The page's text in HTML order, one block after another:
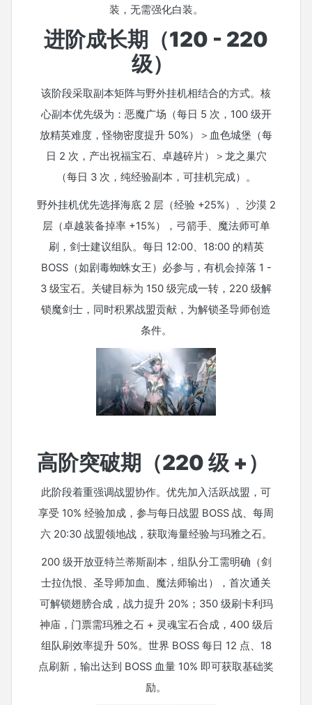
装，无需强化白装。
进阶成长期（120 - 220
级）
该阶段采取副本矩阵与野外挂机相结合的方式。核
心副本优先级为：恶魔广场（每日 5 次，100 级开
放精英难度，怪物密度提升 50%）＞血色城堡（每
日 2 次，产出祝福宝石、卓越碎片）＞龙之巢穴
（每日 3 次，纯经验副本，可挂机完成）。
野外挂机优先选择海底 2 层（经验 +25%）、沙漠 2
层（卓越装备掉率 +15%），弓箭手、魔法师可单
刷，剑士建议组队。每日 12:00、18:00 的精英
BOSS（如剧毒蜘蛛女王）必参与，有机会掉落 1 -
3 级宝石。关键目标为 150 级完成一转，220 级解
锁魔剑士，同时积累战盟贡献，为解锁圣导师创造
条件。
高阶突破期（220 级 +）
此阶段着重强调战盟协作。优先加入活跃战盟，可
享受 10% 经验加成，参与每日战盟 BOSS 战、每周
六 20:30 战盟领地战，获取海量经验与玛雅之石。
200 级开放亚特兰蒂斯副本，组队分工需明确（剑
士拉仇恨、圣导师加血、魔法师输出），首次通关
可解锁翅膀合成，战力提升 20%；350 级刷卡利玛
神庙，门票需玛雅之石 + 灵魂宝石合成，400 级后
组队刷效率提升 50%。世界 BOSS 每日 12 点、18
点刷新，输出达到 BOSS 血量 10% 即可获取基础奖
励。